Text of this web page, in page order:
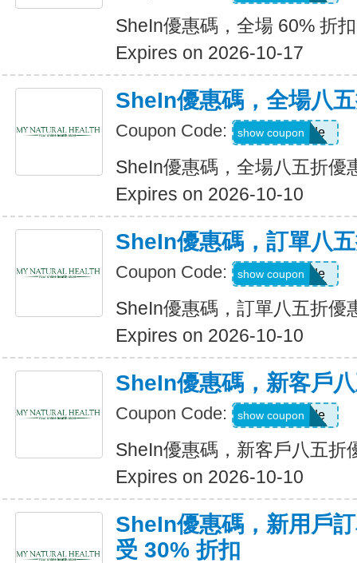
SheIn優惠碼，全場 60% 折
Expires on 2026-10-17
SheIn優惠碼，全場八
Coupon Code: Show Code
show coupon
SheIn優惠碼，全場八五折優
Expires on 2026-10-10
SheIn優惠碼，訂單八
Coupon Code: Show Code
show coupon
SheIn優惠碼，訂單八五折優
Expires on 2026-10-10
SheIn優惠碼，新客戶
Coupon Code: Show Code
show coupon
SheIn優惠碼，新客戶八五折
Expires on 2026-10-10
SheIn優惠碼，新用戶
受 30% 折扣